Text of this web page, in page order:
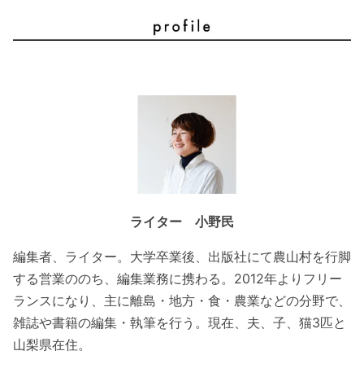
ライター 小野民
編集者、ライター。大学卒業後、出版社にて農山村を行脚
する営業ののち、編集業務に携わる。2012年よりフリー
ランスになり、主に離島・地方・食・農業などの分野で、
雑誌や書籍の編集・執筆を行う。現在、夫、子、猫3匹と
山梨県在住。